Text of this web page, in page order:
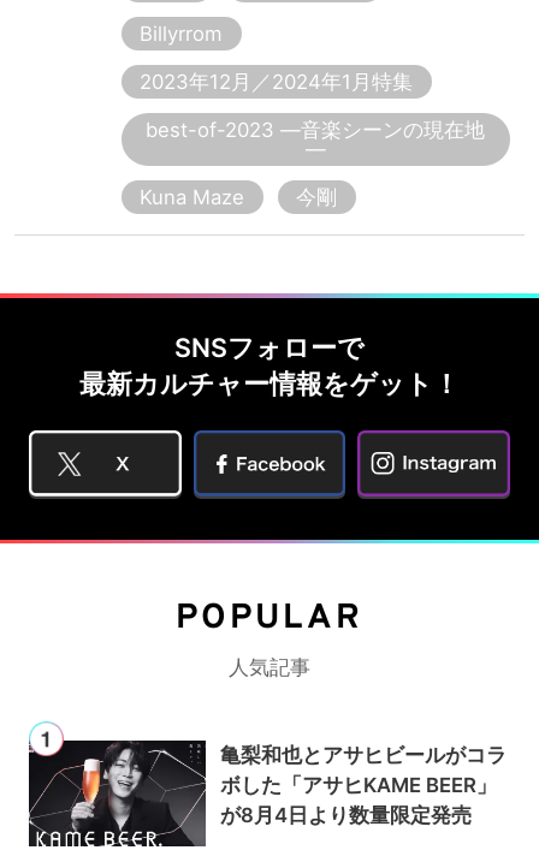
Billyrrom
2023年12月／2024年1月特集
best-of-2023 ―音楽シーンの現在地
―
Kuna Maze
今剛
SNSフォローで
最新カルチャー情報をゲット！
POPULAR
人気記事
亀梨和也とアサヒビールがコラ
ボした「アサヒKAME BEER」
が8月4日より数量限定発売